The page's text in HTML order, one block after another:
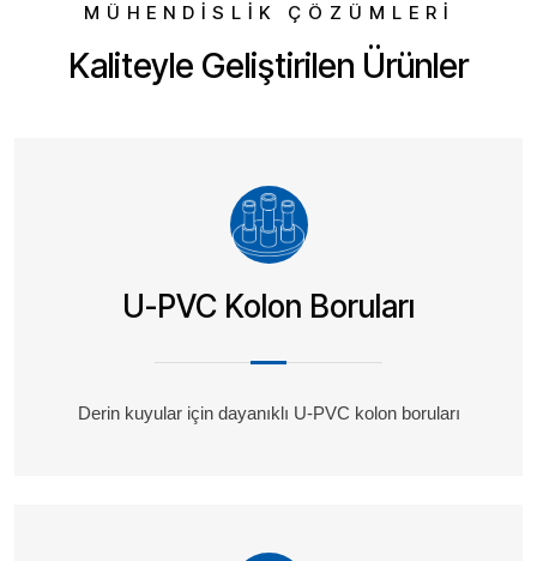
MÜHENDİSLİK ÇÖZÜMLERİ
Kaliteyle Geliştirilen Ürünler
U-PVC Kolon Boruları
Derin kuyular için dayanıklı U-PVC kolon boruları